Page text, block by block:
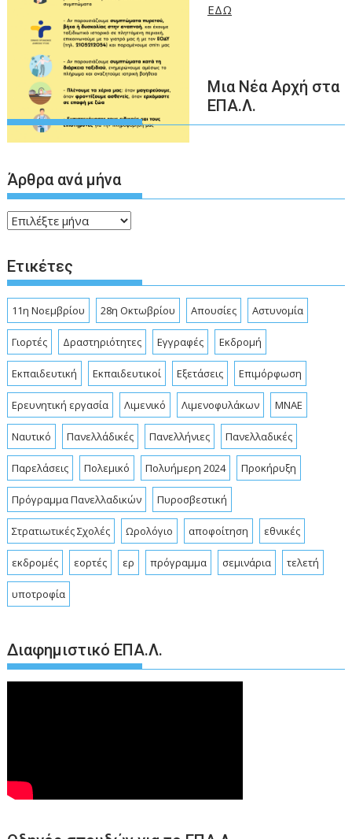
ΕΔΩ
Μια Νέα Αρχή στα
ΕΠΑ.Λ.
Άρθρα ανά μήνα
Άρθρα
μήνα
Ετικέτες
11η Νοεμβρίου 28η Οκτωβρίου Απουσίες Αστυνομία
Γιορτές Δραστηριότητες Εγγραφές Εκδρομή
Εκπαιδευτική Εκπαιδευτικοί Εξετάσεις Επιμόρφωση
Ερευνητική εργασία Λιμενικό Λιμενοφυλάκων ΜΝΑΕ
Ναυτικό Πανελλάδικές Πανελλήνιες Πανελλαδικές
Παρελάσεις Πολεμικό Πολυήμερη 2024 Προκήρυξη
Πρόγραμμα Πανελλαδικών Πυροσβεστική
Στρατιωτικές Σχολές Ωρολόγιο αποφοίτηση εθνικές
εκδρομές εορτές ερ πρόγραμμα σεμινάρια τελετή
υποτροφία
Διαφημιστικό ΕΠΑ.Λ.